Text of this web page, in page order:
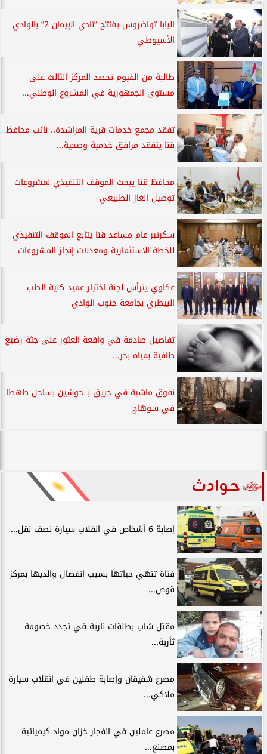
البابا تواضروس يفتتح ”نادي الإيمان 2” بالوادي
الأسيوطي
طالبة من الفيوم تحصد المركز الثالث على
مستوى الجمهورية في المشروع الوطني...
تفقد مجمع خدمات قرية المراشدة.. نائب محافظ
قنا يتفقد مرافق خدمية وصحية...
محافظ قنا يبحث الموقف التنفيذي لمشروعات
توصيل الغاز الطبيعي
سكرتير عام مساعد قنا يتابع الموقف التنفيذي
للخطة الاستثمارية ومعدلات إنجاز المشروعات
عكاوي يترأس لجنة اختيار عميد كلية الطب
البيطري بجامعة جنوب الوادي
تفاصيل صادمة في واقعة العثور على جثة رضيع
طافية بمياه بحر...
نفوق ماشية في حريق بـ حوشين بساحل طهطا
في سوهاج
حوادث
إصابة 6 أشخاص في انقلاب سيارة نصف نقل...
فتاة تنهي حياتها بسبب انفصال والديها بمركز
قوص...
مقتل شاب بطلقات نارية في تجدد خصومة
ثأرية...
مصرع شقيقان وإصابة طفلين في انقلاب سيارة
ملاكي...
مصرع عاملين في انفجار خزان مواد كيميائية
بمصنع...